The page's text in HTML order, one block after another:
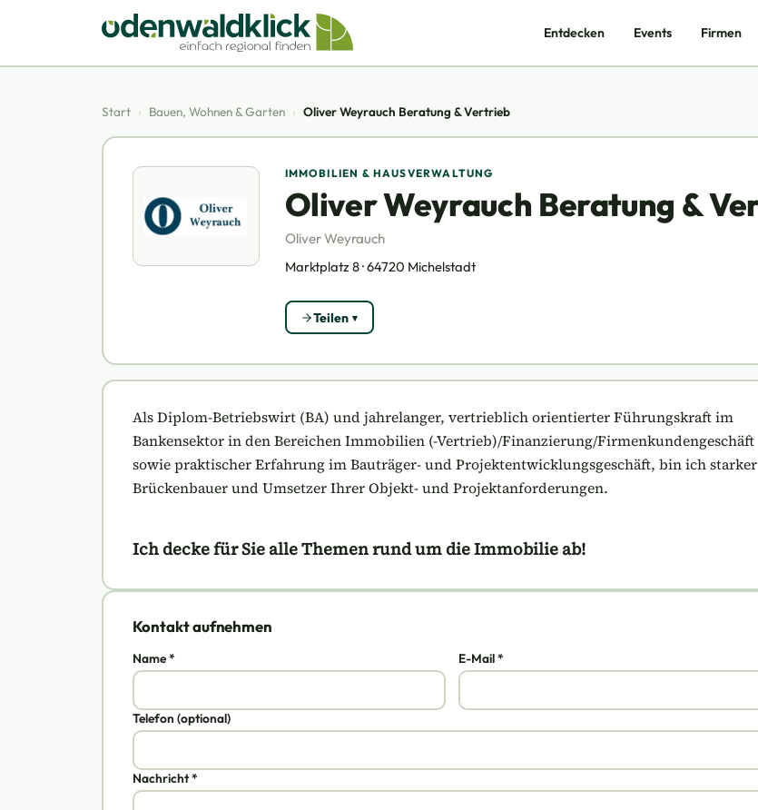
Entdecken Events Firmen
Start › Bauen, Wohnen & Garten › Oliver Weyrauch Beratung & Vertrieb
IMMOBILIEN & HAUSVERWALTUNG
Oliver Weyrauch Beratung &
Oliver Weyrauch
Marktplatz 8 · 64720 Michelstadt
Teilen
Als Diplom-Betriebswirt (BA) und jahrelanger, vertrieblich orientierter Führungskraft im
Bankensektor in den Bereichen Immobilien (-Vertrieb)/Finanzierung/Firmenkundengeschäft
sowie praktischer Erfahrung im Bauträger- und Projektentwicklungsgeschäft, bin ich starker
Brückenbauer und Umsetzer Ihrer Objekt- und Projektanforderungen.
Ich decke für Sie alle Themen rund um die Immobilie ab!
Kontakt aufnehmen
Name * E-Mail *
Telefon (optional)
Nachricht *